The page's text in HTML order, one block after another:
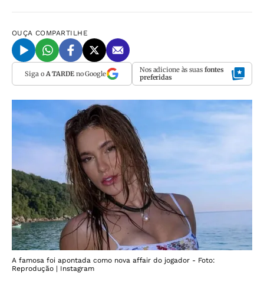
OUÇA COMPARTILHE
Siga o A TARDEno Google Nos adicione às suas fontes
preferidas
A famosa foi apontada como nova affair do jogador - Foto:
Reprodução | Instagram